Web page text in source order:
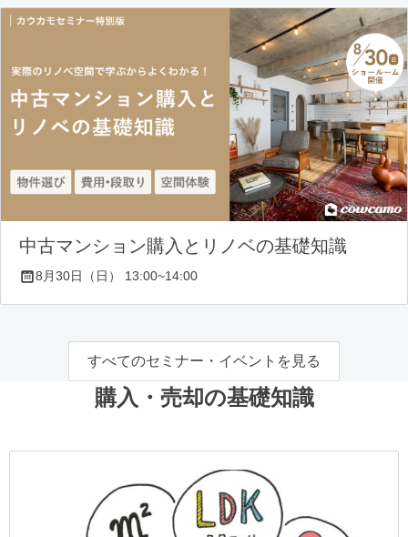
中古マンション購入とリノベの基礎知識
8月30日（日） 13:00~14:00
すべてのセミナー・イベントを見る
購入・売却の基礎知識